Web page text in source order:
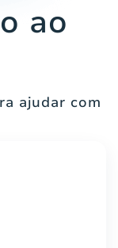
ao
ajudar com